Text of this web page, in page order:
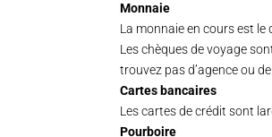
Monnaie
La monnaie en cours est le
Les chèques de voyage
trouvez pas d’agence ou
Cartes bancaires
Les cartes de crédit sont
Pourboire